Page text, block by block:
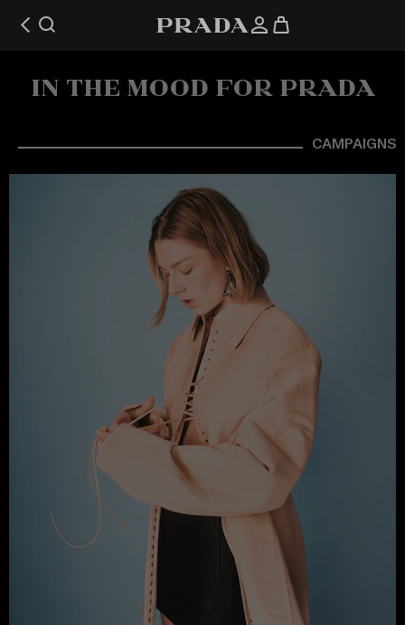
IN THE MOOD FOR PRADA
CAMPAIGNS